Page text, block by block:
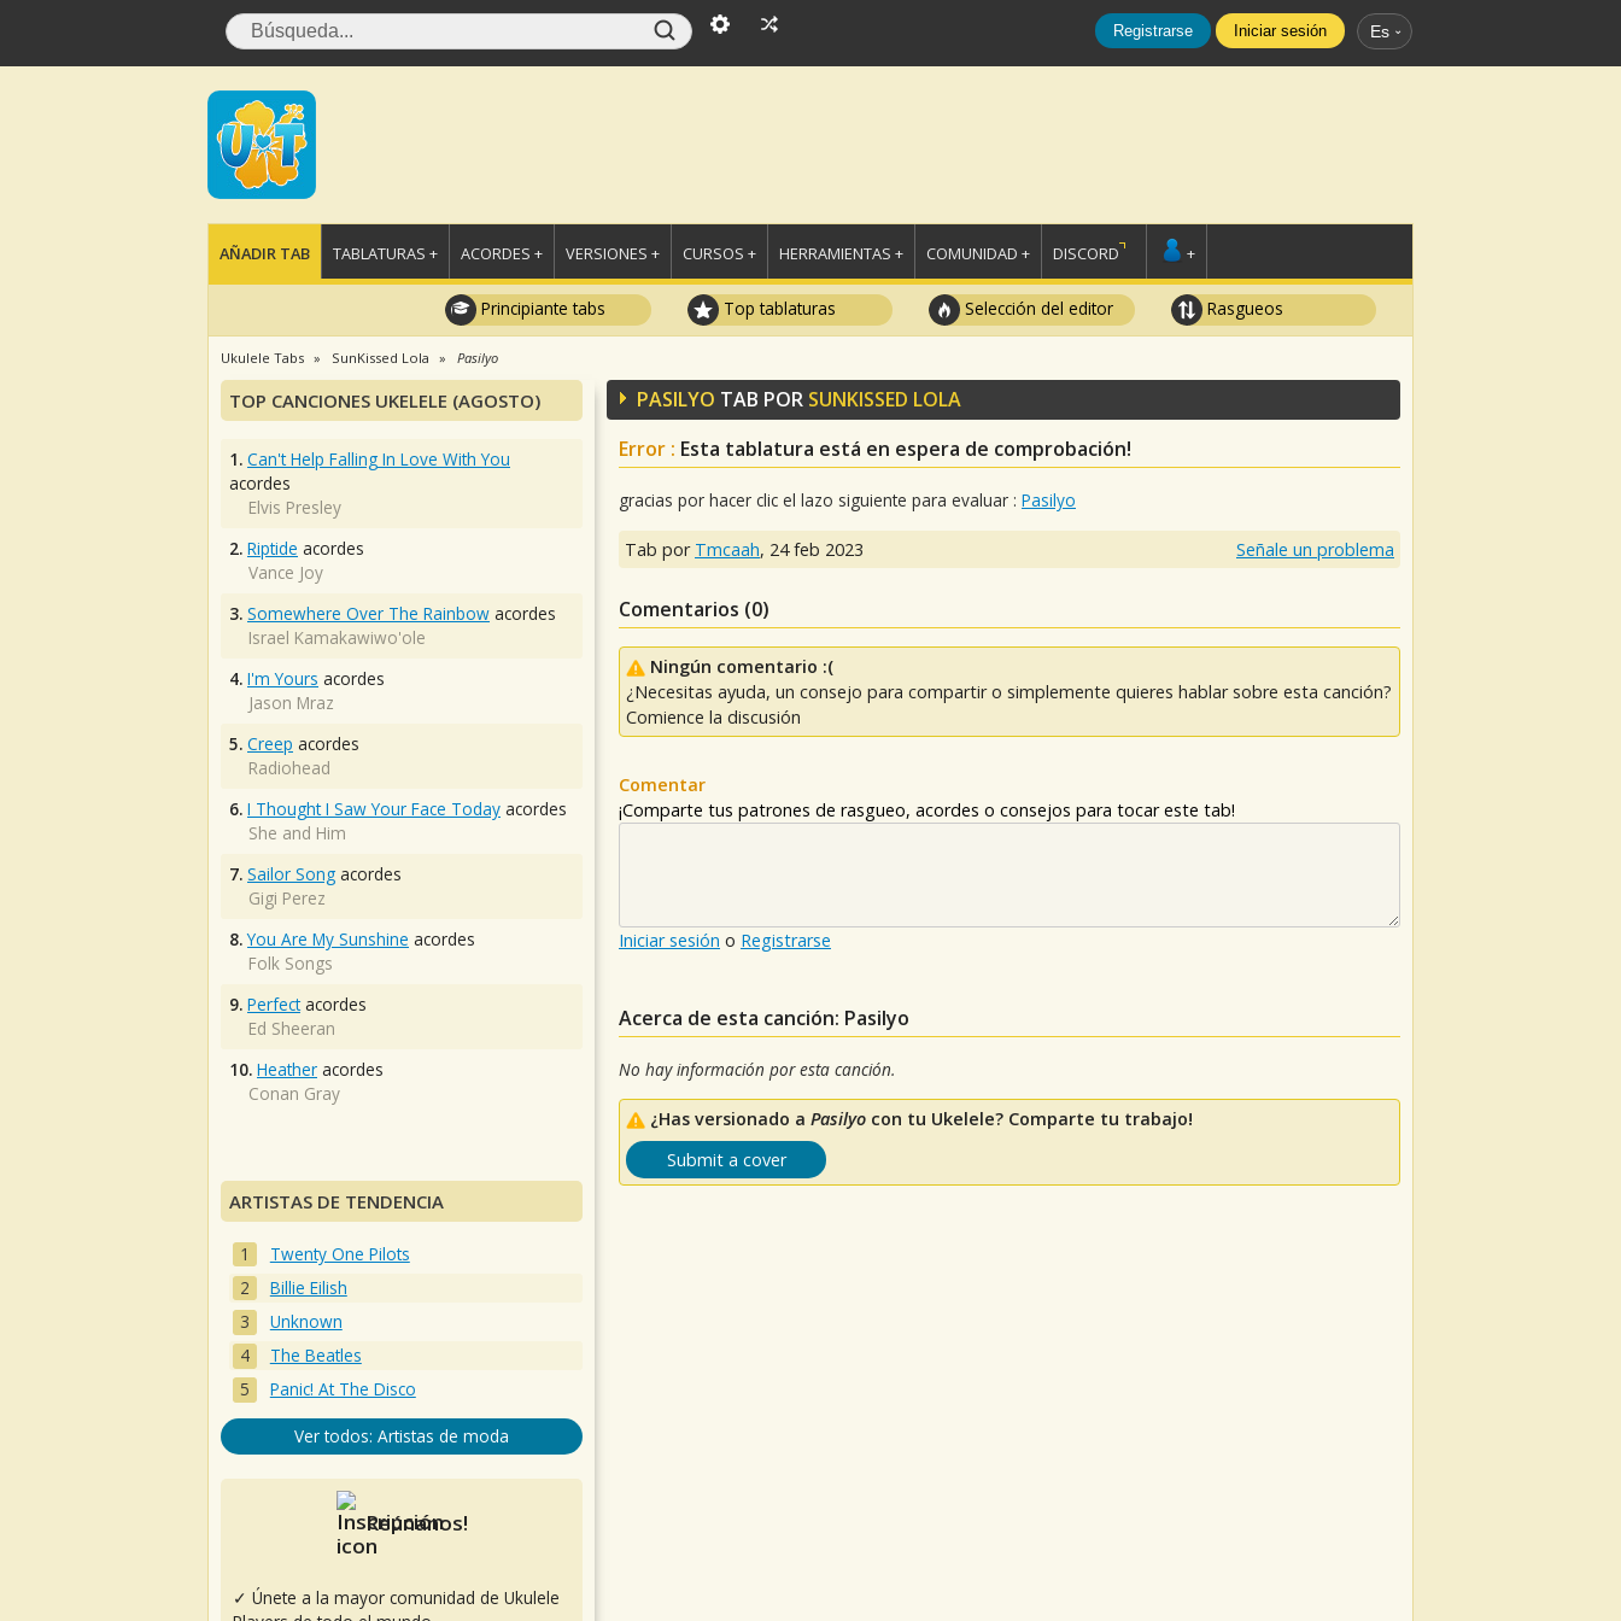
Registrarse Iniciar sesión Es
AÑADIR TAB TABLATURAS + ACORDES + VERSIONES + CURSOS + HERRAMIENTAS + COMUNIDAD + DISCORD +
Principiante tabs Top tablaturas Selección del editor Rasgueos
Ukulele Tabs SunKissed Lola Pasilyo
PASILYO TAB POR SUNKISSED LOLA
Error : Esta tablatura está en espera de comprobación!
gracias por hacer clic el lazo siguiente para evaluar : Pasilyo
Tab por Tmcaah, 24 feb 2023 Señale un problema
Comentarios (0)
Ningún comentario :(
¿Necesitas ayuda, un consejo para compartir o simplemente quieres hablar sobre esta canción?
Comience la discusión
Comentar
¡Comparte tus patrones de rasgueo, acordes o consejos para tocar este tab!
Iniciar sesión o Registrarse
Acerca de esta canción: Pasilyo
No hay información por esta canción.
¿Has versionado a Pasilyo con tu Ukelele? Comparte tu trabajo!
Submit a cover
TOP CANCIONES UKELELE (AGOSTO)
1. Can't Help Falling In Love With You
acordes
Elvis Presley
2. Riptide acordes
Vance Joy
3. Somewhere Over The Rainbow acordes
Israel Kamakawiwo'ole
4. I'm Yours acordes
Jason Mraz
5. Creep acordes
Radiohead
6. I Thought I Saw Your Face Today acordes
She and Him
7. Sailor Song acordes
Gigi Perez
8. You Are My Sunshine acordes
Folk Songs
9. Perfectacordes
Ed Sheeran
10. Heather acordes
Conan Gray
ARTISTAS DE TENDENCIA
Twenty One Pilots
Billie Eilish
Unknown
The Beatles
Panic! At The Disco
Ver todos: Artistas de moda
Reúnanos!
✓ Únete a la mayor comunidad de Ukulele